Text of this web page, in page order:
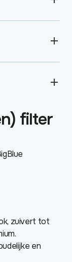
filter
zuivert tot
en